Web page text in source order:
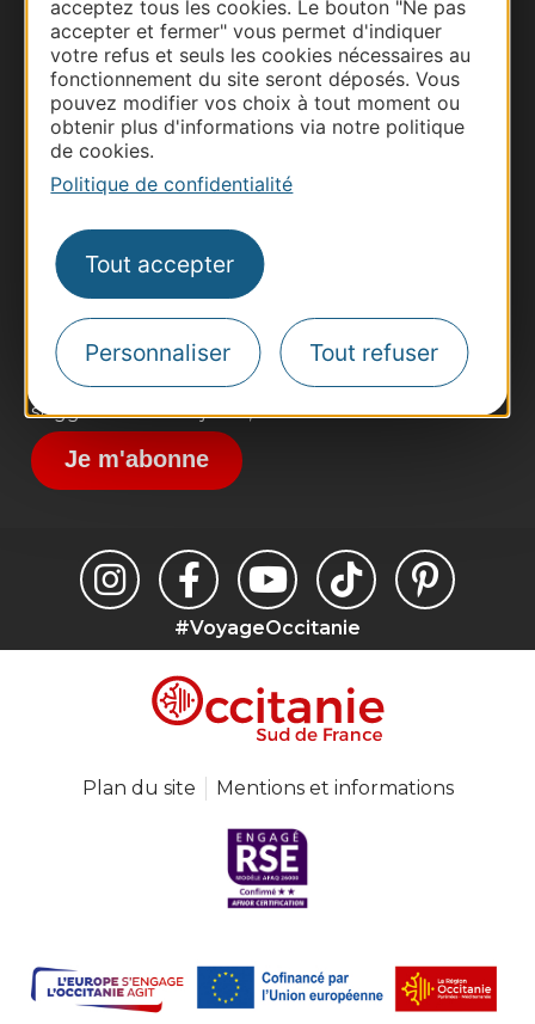
acceptez tous les cookies. Le bouton "Ne pas
accepter et fermer" vous permet d'indiquer
votre refus et seuls les cookies nécessaires au
fonctionnement du site seront déposés. Vous
pouvez modifier vos choix à tout moment ou
obtenir plus d'informations via notre politique
de cookies.
Politique de confidentialité
Tout accepter
Personnaliser Tout refuser
Thermalisme
Business/Mice
Site presse et d'influence
Voyagistes
Destination Sport
Inscrivez-vous à la lettre d'information
Destination Occitanie pour recevoir des
suggestions de séjours, de visites et de sorties.
Je m'abonne
#VoyageOccitanie
Plan du site Mentions et informations